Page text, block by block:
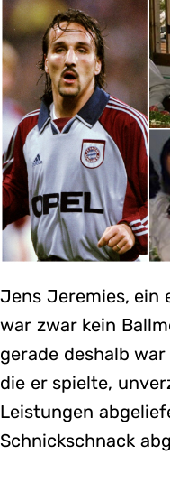
Jens Jeremies, ein
war zwar kein
gerade deshalb
die er spielte,
Leistungen
Schnickschnack